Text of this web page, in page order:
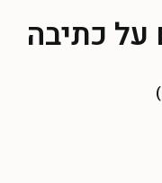
כתיבה